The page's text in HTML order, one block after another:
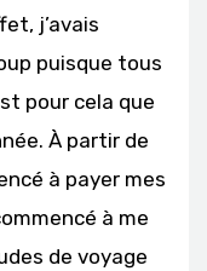
j’avais
puisque tous
pour cela que
À partir de
à payer mes
à me
de voyage